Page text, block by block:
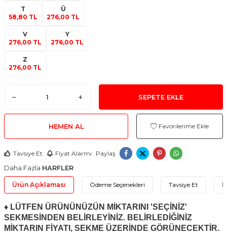
T
58,80 TL
Ü
276,00 TL
V
276,00 TL
Y
276,00 TL
Z
276,00 TL
SEPETE EKLE
HEMEN AL Favorilerime Ekle
Tavsiye Et Fiyat Alarmı Paylaş
Daha Fazla HARFLER
Ürün Açıklaması Ödeme Seçenekleri Tavsiye Et
♦ LÜTFEN ÜRÜNÜNÜZÜN MİKTARINI 'SEÇİNİZ'
SEKMESİNDEN BELİRLEYİNİZ. BELİRLEDİĞİNİZ
MİKTARIN FİYATI, SEKME ÜZERİNDE GÖRÜNECEKTİR.